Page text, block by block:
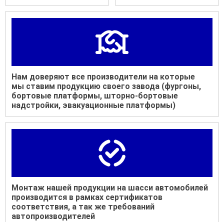
Нам доверяют все производители на которые
мы ставим продукцию своего завода (фургоны,
бортовые платформы, шторно-бортовые
надстройки, эвакуационные платформы)
Монтаж нашей продукции на шасси автомобилей
производится в рамках сертификатов
соответствия, а так же требований
автопроизводителей